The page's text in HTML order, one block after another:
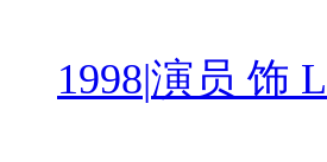
1998|演员 饰